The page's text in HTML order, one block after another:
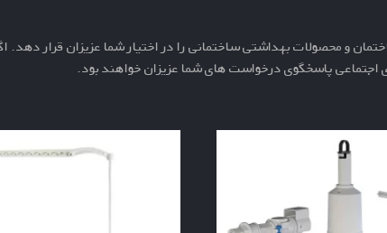
و محصولات بهداشتی ساختمانی را در اختیار شما عزیزان قرار دهد.
اجتماعی پاسخگوی درخواست های شما عزیزان خواهند بود.